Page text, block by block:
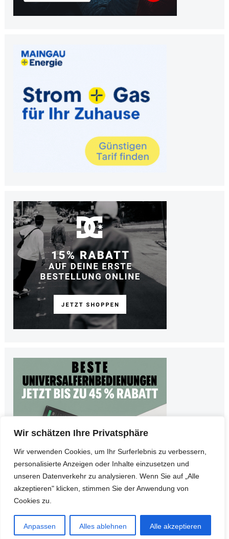
Wir schätzen Ihre Privatsphäre
Wir verwenden Cookies, um Ihr Surferlebnis zu verbessern,
personalisierte Anzeigen oder Inhalte einzusetzen und
unseren Datenverkehr zu analysieren. Wenn Sie auf „Alle
akzeptieren" klicken, stimmen Sie der Anwendung von
Cookies zu.
Anpassen Alles ablehnen Alle akzeptieren